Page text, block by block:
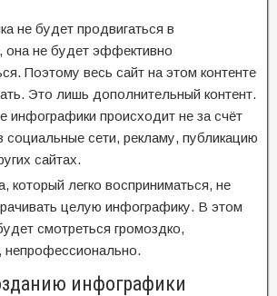
не будет продвигаться в
она не будет эффективно
Поэтому весь сайт на этом контенте
Это лишь дополнительный контент.
инфографики происходит не за счёт
социальные сети, рекламу, публикацию
сайтах.
который легко восприниматься, не
целую инфографику. В этом
смотреться громоздко,
непрофессионально.
инфографики